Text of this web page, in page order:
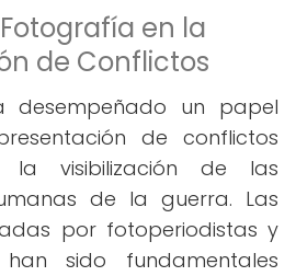
en la
de Conflictos
desempeñado un papel
de conflictos
visibilización de las
de la guerra. Las
por fotoperiodistas y
han sido fundamentales